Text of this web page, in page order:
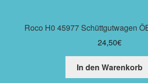
Roco H0 45977 Schüttgutwagen
24,50€
In den Warenkorb